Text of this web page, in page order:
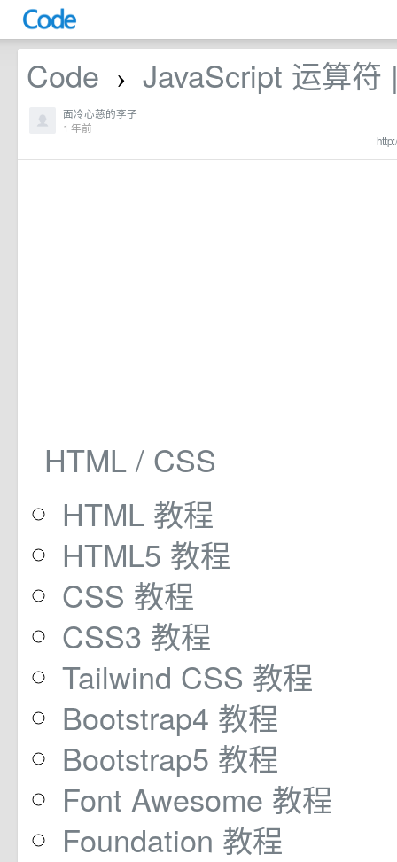
Code › JavaScript 运算符
面冷心慈的李子
1 年前
HTML / CSS
HTML 教程
HTML5 教程
CSS 教程
CSS3 教程
Tailwind CSS 教程
Bootstrap4 教程
Bootstrap5 教程
Font Awesome 教程
Foundation 教程